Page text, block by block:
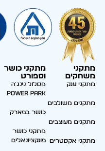
מתקני
משחקים
מתקני ענק
מתקנים משולבים
מתקנים מעוצבים
מתקני אקסטרים
מתקני כושר
וספורט
מסלול נינג'ה
Power park
כושר בפארק
מתקני כושר
פונקציונאלים